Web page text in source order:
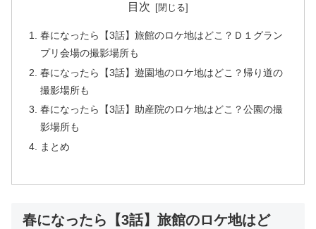
目次
春になったら【3話】旅館のロケ地はどこ？Ｄ１グラン
プリ会場の撮影場所も
春になったら【3話】遊園地のロケ地はどこ？帰り道の
撮影場所も
春になったら【3話】助産院のロケ地はどこ？公園の撮
影場所も
まとめ
春になったら【3話】旅館のロケ地はど